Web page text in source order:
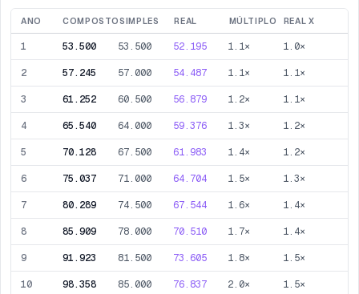
ANO COMPOSTOSIMPLES REAL MÚLTIPLO REAL X
1 53.500 53.500 52.195 1.1× 1.0×
2 57.245 57.000 54.487 1.1× 1.1×
3 61.252 60.500 56.879 1.2× 1.1×
4 65.540 64.000 59.376 1.3× 1.2×
5 70.128 67.500 61.983 1.4× 1.2×
6 75.037 71.000 64.704 1.5× 1.3×
7 80.289 74.500 67.544 1.6× 1.4×
8 85.909 78.000 70.510 1.7× 1.4×
9 91.923 81.500 73.605 1.8× 1.5×
10 98.358 85.000 76.837 2.0× 1.5×